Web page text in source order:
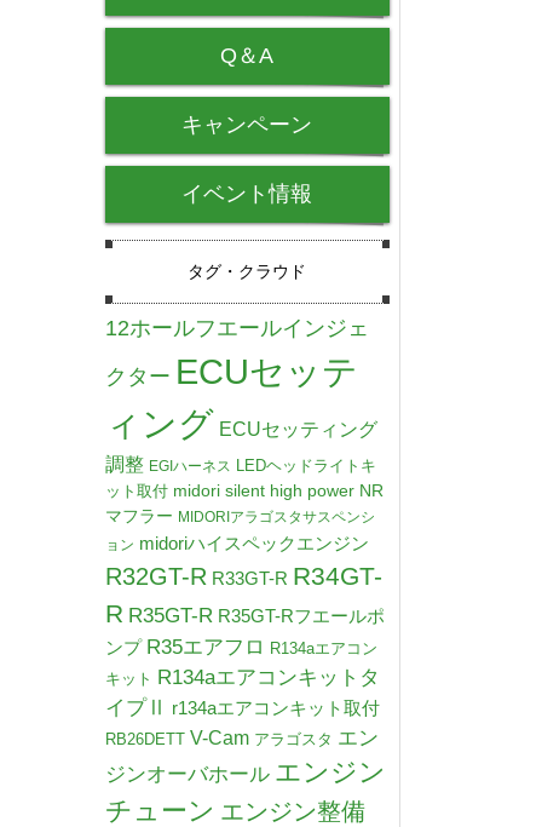
Q＆A
キャンペーン
イベント情報
タグ・クラウド
12ホールフエールインジェ
クター ECUセッテ
ィング ECUセッティング
調整 EGIハーネス LEDヘッドライトキ
ット取付 midori silent high power NR
マフラー MIDORIアラゴスタサスペンシ
ョン midoriハイスペックエンジン
R32GT-R R33GT-R R34GT-
R R35GT-R R35GT-Rフエールポ
ンプ R35エアフロ R134aエアコン
キット R134aエアコンキットタ
イプⅡ
r134aエアコンキット取付
RB26DETT V-Cam アラゴスタ エン
ジンオーバホール エンジン
チューン エンジン整備